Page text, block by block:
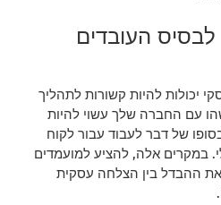
העובדים
יכולות להיות קשורות לתהליך
עם החברה שלך עשוי להיות
של דבר לעבוד עבור לקוח
במקרים אלה, להציע למועמדים
את ההבדל בין הצלחה עסקית